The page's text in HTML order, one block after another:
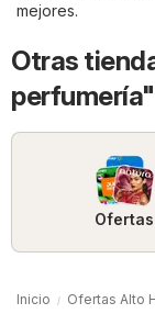
mejores.
Otras
perfumería"
Ofertas
Inicio Ofertas Alto